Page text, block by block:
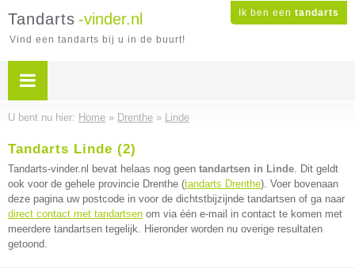
Ik ben een tandarts
Tandarts -vinder.nl
Vind een tandarts bij u in de buurt!
U bent nu hier: Home » Drenthe » Linde
Tandarts Linde (2)
Tandarts-vinder.nl bevat helaas nog geen tandartsen in Linde. Dit geldt
ook voor de gehele provincie Drenthe (tandarts Drenthe). Voer bovenaan
deze pagina uw postcode in voor de dichtstbijzijnde tandartsen of ga naar
direct contact met tandartsen om via één e-mail in contact te komen met
meerdere tandartsen tegelijk. Hieronder worden nu overige resultaten
getoond.